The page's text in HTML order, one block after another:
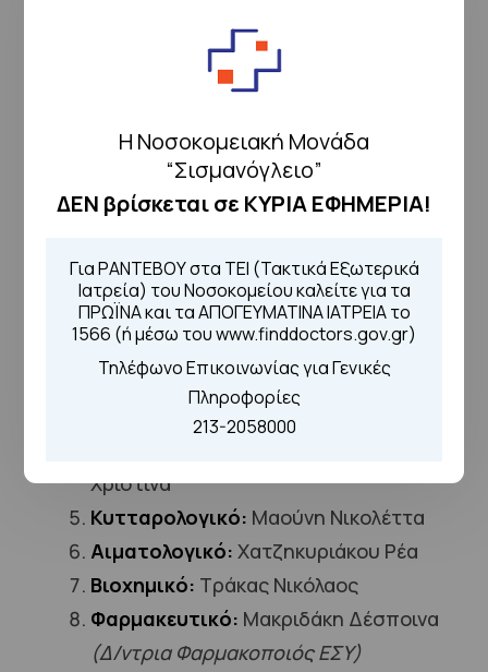
Η Νοσοκομειακή Μονάδα
“Σισμανόγλειο”
ΔΕΝ βρίσκεται σε ΚΥΡΙΑ ΕΦΗΜΕΡΙΑ!
Για ΡΑΝΤΕΒΟΥ στα ΤΕΙ (Τακτικά Εξωτερικά
Ιατρεία) του Νοσοκομείου καλείτε για τα
ΠΡΩΪΝΑ και τα ΑΠΟΓΕΥΜΑΤΙΝΑ ΙΑΤΡΕΙΑ το
1566 (ή μέσω του www.finddoctors.gov.gr)
Τηλέφωνο Επικοινωνίας για Γενικές
Πληροφορίες
213-2058000
Εργαστήριο Ερευνητικής &
Ακτινοδιαγνωστικό:Ζάννες
Τμήμα Αξονικής και Μαγνητικής
Τομογραφίας:Δαλαμαρίνης
Κωνσταντίνος
Τμήμα Ψηφιακής Αγγειογραφίας:
Ζάννες Νικόλαος
Χριστίνα
Κυτταρολογικό: Μαούνη Νικολέττα
Αιματολογικό: Χατζηκυριάκου Ρέα
Βιοχημικό: Τράκας Νικόλαος
Φαρμακευτικό: Μακριδάκη Δέσποινα
(Δ/ντρια Φαρμακοποιός ΕΣΥ)